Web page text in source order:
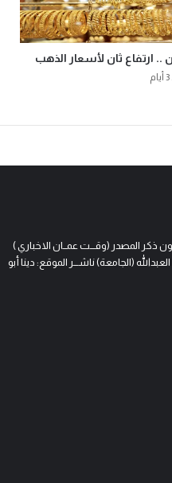
.. ارتفاع ثان لأسعار الذهب
المصدر (وقـــت عمــان الاخباري )
(الجامعة) ناشـــر الموقع: دينا أبو